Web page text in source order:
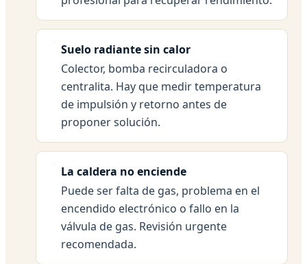
Suelo radiante sin calor
Colector, bomba recirculadora o
centralita. Hay que medir temperatura
de impulsión y retorno antes de
proponer solución.
La caldera no enciende
Puede ser falta de gas, problema en el
encendido electrónico o fallo en la
válvula de gas. Revisión urgente
recomendada.